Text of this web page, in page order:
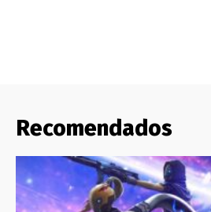
Recomendados